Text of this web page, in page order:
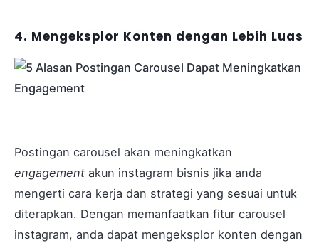
4. Mengeksplor Konten dengan Lebih Luas
Postingan carousel akan meningkatkan
engagement akun instagram bisnis jika anda
mengerti cara kerja dan strategi yang sesuai untuk
diterapkan. Dengan memanfaatkan fitur carousel
instagram, anda dapat mengeksplor konten dengan